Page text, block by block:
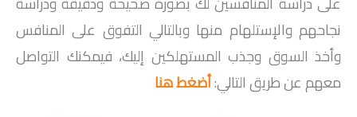
نجاحهم والإستلهام منها وبالتالي التفوق على المنافس
وأخذ السوق وجذب المستهلكين إليك، فيمكنك التواصل
معهم عن طريق التالي:أضغط هنا